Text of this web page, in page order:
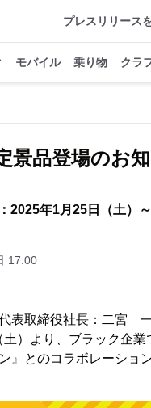
プレスリリース
モバイル 乗り物 クラ
景品登場のお
年1月25日（土）
17:00
表取締役社長：二宮
）より、ブラック企
』とのコラボレーショ